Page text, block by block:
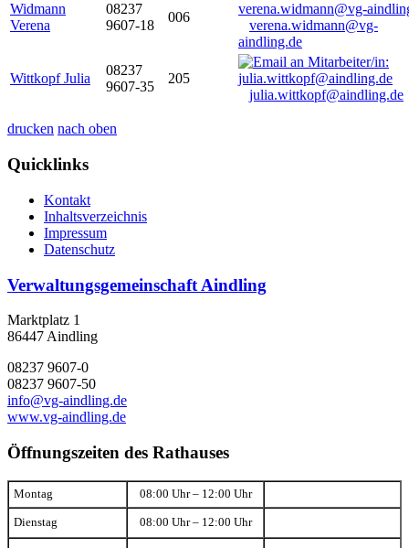
Widmann
Verena
08237
9607-18
006
verena.widmann@vg-
aindling.de
Wittkopf Julia
08237
9607-35
205
julia.wittkopf@aindling.de
drucken nach oben
Quicklinks
Kontakt
Inhaltsverzeichnis
Impressum
Datenschutz
Verwaltungsgemeinschaft Aindling
Marktplatz 1
86447 Aindling
08237 9607-0
08237 9607-50
info@vg-aindling.de
www.vg-aindling.de
Öffnungszeiten des Rathauses
Montag 08:00 Uhr – 12:00 Uhr
Dienstag 08:00 Uhr – 12:00 Uhr